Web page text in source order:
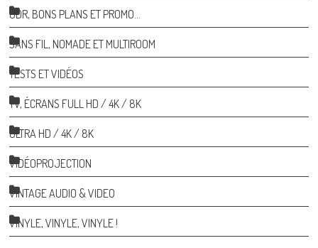
ODR, BONS PLANS ET PROMO…
SANS FIL, NOMADE ET MULTIROOM
TESTS ET VIDÉOS
TV, ÉCRANS FULL HD / 4K / 8K
ULTRA HD / 4K / 8K
VIDÉOPROJECTION
VINTAGE AUDIO & VIDEO
VINYLE, VINYLE, VINYLE !